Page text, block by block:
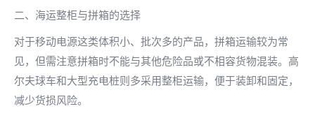
二、海运整柜与拼箱的选择
对于移动电源这类体积小、批次多的产品，拼箱运输较为常
见，但需注意拼箱时不能与其他危险品或不相容货物混装。高
尔夫球车和大型充电桩则多采用整柜运输，便于装卸和固定，
减少货损风险。